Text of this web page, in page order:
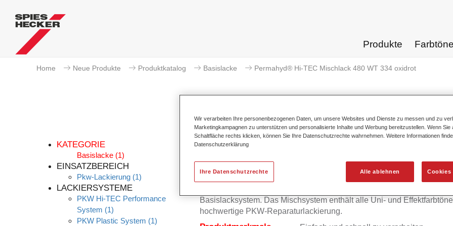
Produkte Farbtöne
Home Neue Produkte Produktkatalog Basislacke Permahyd® Hi-TEC Mischlack 480 WT 334 oxidrot
KATEGORIE
Basislacke (1)
EINSATZBEREICH
Pkw-Lackierung (1)
LACKIERSYSTEME
PKW Hi-TEC Performance
System (1)
PKW Plastic System (1)
Permahyd® Hi-TEC
Basislacksystem. Das Mischsystem enthält alle Uni- und
hochwertige PKW-Reparaturlackierung.
Wir verarbeiten Ihre personenbezogenen Daten, um unsere Websites und Dienste zu messen und zu
Marketingkampagnen zu unterstützen und personalisierte Inhalte und Werbung bereitzustellen. Wenn Sie
Schaltfläche rechts klicken, können Sie Ihre Datenschutzrechte wahrnehmen. Weitere Informationen
Datenschutzerklärung
Alle ablehnen Cookies
Ihre Datenschutzrechte